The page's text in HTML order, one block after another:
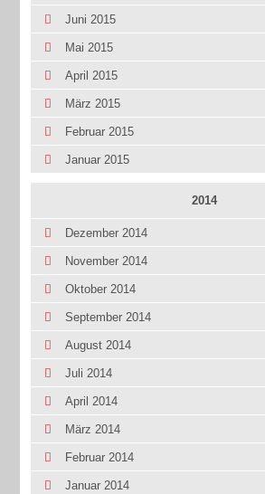
Juni 2015
Mai 2015
April 2015
März 2015
Februar 2015
Januar 2015
2014
Dezember 2014
November 2014
Oktober 2014
September 2014
August 2014
Juli 2014
April 2014
März 2014
Februar 2014
Januar 2014